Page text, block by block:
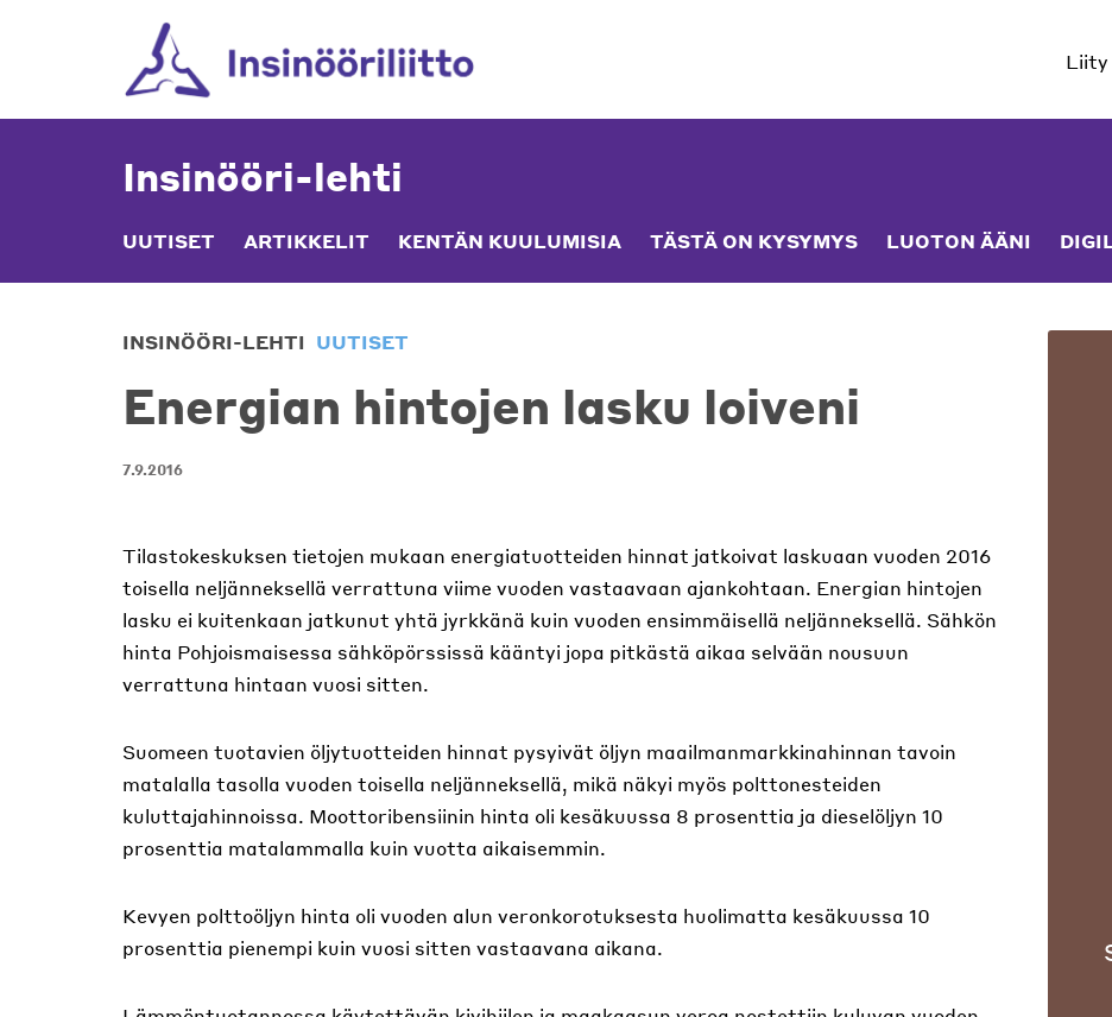
Liity
Insinööri-lehti
UUTISET ARTIKKELIT KENTÄN KUULUMISIA TÄSTÄ ON KYSYMYS LUOTON ÄÄNI
INSINÖÖRI-LEHTI UUTISET
Energian hintojen lasku loiveni
7.9.2016
Tilastokeskuksen tietojen mukaan energiatuotteiden hinnat jatkoivat laskuaan vuoden 2016
toisella neljänneksellä verrattuna viime vuoden vastaavaan ajankohtaan. Energian hintojen
lasku ei kuitenkaan jatkunut yhtä jyrkkänä kuin vuoden ensimmäisellä neljänneksellä. Sähkön
hinta Pohjoismaisessa sähköpörssissä kääntyi jopa pitkästä aikaa selvään nousuun
verrattuna hintaan vuosi sitten.
Suomeen tuotavien öljytuotteiden hinnat pysyivät öljyn maailmanmarkkinahinnan tavoin
matalalla tasolla vuoden toisella neljänneksellä, mikä näkyi myös polttonesteiden
kuluttajahinnoissa. Moottoribensiinin hinta oli kesäkuussa 8 prosenttia ja dieselöljyn 10
prosenttia matalammalla kuin vuotta aikaisemmin.
Kevyen polttoöljyn hinta oli vuoden alun veronkorotuksesta huolimatta kesäkuussa 10
prosenttia pienempi kuin vuosi sitten vastaavana aikana.